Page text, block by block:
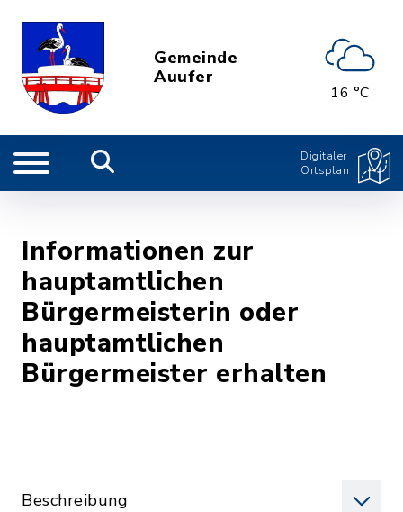
Gemeinde
Auufer
16 °C
Digitaler
Ortsplan
Informationen zur
hauptamtlichen
Bürgermeisterin oder
hauptamtlichen
Bürgermeister erhalten
Beschreibung